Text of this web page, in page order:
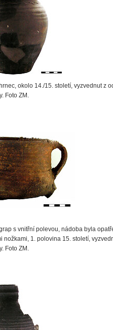
okolo 14./15. století, vyzvednut z
Foto ZM.
s vnitřní polevou, nádoba byla
nožkami, 1. polovina 15. století,
Foto ZM.